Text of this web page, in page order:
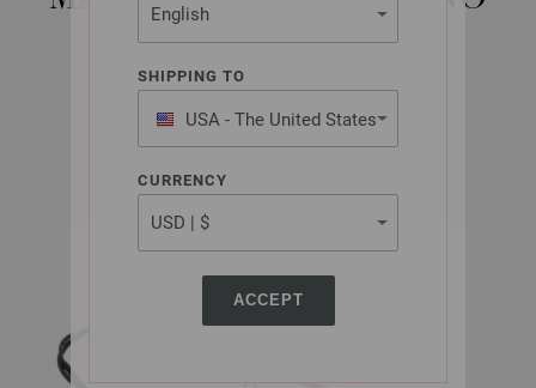
SHIPPING TO
USA - The United States
of America
CURRENCY
ACCEPT
MULTICOLOR MIS,
3,0/80CM